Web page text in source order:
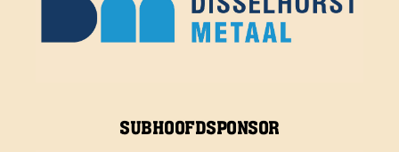
SUBHOOFDSPONSOR